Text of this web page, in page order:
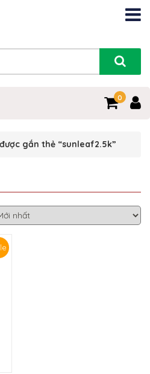
0
gắn thẻ “sunleaf2.5k”